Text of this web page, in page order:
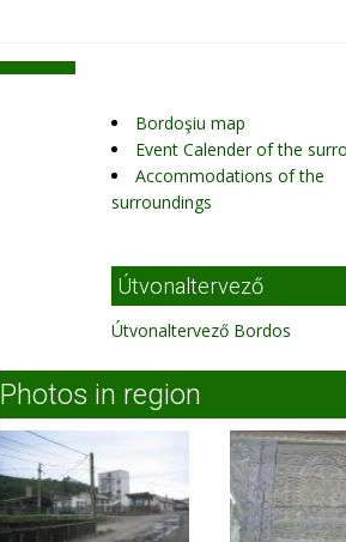
Bordoşiu map
Event Calender of the
Accommodations of the
surroundings
Útvonaltervező
Útvonaltervező Bordos
Photos in region